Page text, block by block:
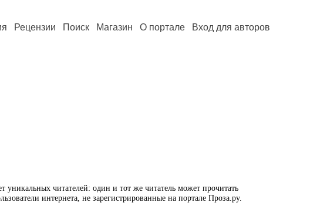
Рецензии Поиск Магазин О портале Вход для авторов
уникальных читателей: один и тот же читатель может прочитать
интернета, не зарегистрированные на портале Проза.ру.